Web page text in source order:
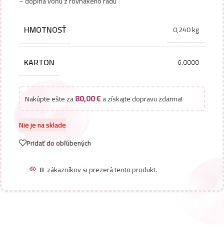
HMOTNOSŤ 0,240 kg
KARTON 6.0000
Nakúpte ešte za80,00€a získajte dopravu zdarma!
Nie je na sklade
Pridať do obľúbených
8 zákazníkov si prezerá tento produkt.